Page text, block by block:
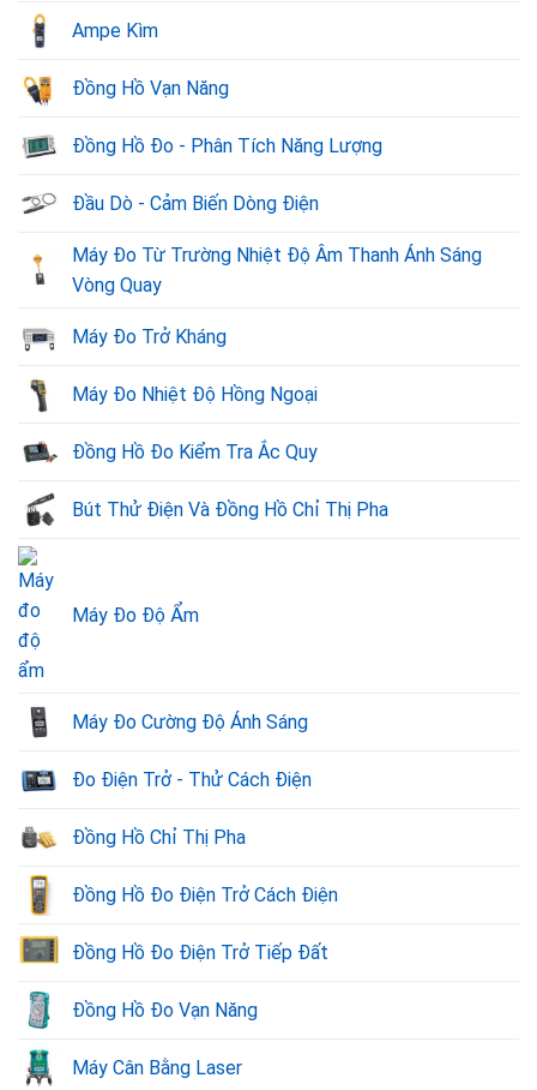
Ampe Kìm
Đồng Hồ Vạn Năng
Đồng Hồ Đo - Phân Tích Năng Lượng
Đầu Dò - Cảm Biến Dòng Điện
Máy Đo Từ Trường Nhiệt Độ Âm Thanh Ánh Sáng
Vòng Quay
Máy Đo Trở Kháng
Máy Đo Nhiệt Độ Hồng Ngoại
Đồng Hồ Đo Kiểm Tra Ắc Quy
Bút Thử Điện Và Đồng Hồ Chỉ Thị Pha
Máy Đo Độ Ẩm
Máy Đo Cường Độ Ánh Sáng
Đo Điện Trở - Thử Cách Điện
Đồng Hồ Chỉ Thị Pha
Đồng Hồ Đo Điện Trở Cách Điện
Đồng Hồ Đo Điện Trở Tiếp Đất
Đồng Hồ Đo Vạn Năng
Máy Cân Bằng Laser